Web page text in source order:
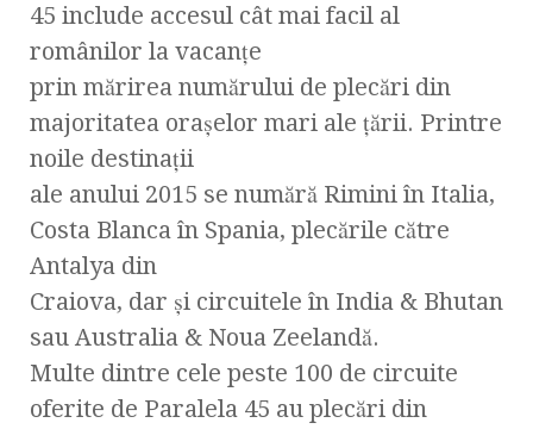
45 include accesul cât mai facil al
românilor la vacanțe
prin mărirea numărului de plecări din
majoritatea oraşelor mari ale ţării. Printre
noile destinații
ale anului 2015 se numără Rimini în Italia,
Costa Blanca în Spania, plecările către
Antalya din
Craiova, dar și circuitele în India & Bhutan
sau Australia & Noua Zeelandă.
Multe dintre cele peste 100 de circuite
oferite de Paralela 45 au plecări din